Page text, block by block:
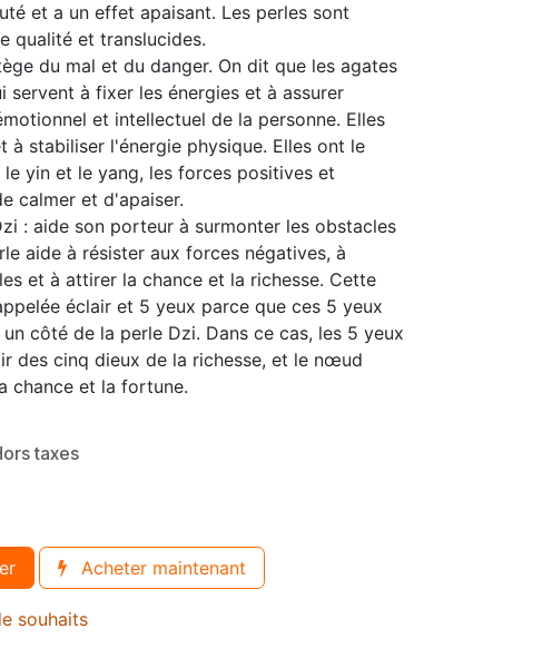
et a un effet apaisant. Les perles sont
qualité et translucides.
du mal et du danger. On dit que les agates
servent à fixer les énergies et à assurer
et intellectuel de la personne. Elles
à stabiliser l'énergie physique. Elles ont le
yin et le yang, les forces positives et
calmer et d'apaiser.
: aide son porteur à surmonter les obstacles
aide à résister aux forces négatives, à
et à attirer la chance et la richesse. Cette
éclair et 5 yeux parce que ces 5 yeux
côté de la perle Dzi. Dans ce cas, les 5 yeux
des cinq dieux de la richesse, et le nœud
chance et la fortune.
taxes
Acheter maintenant
souhaits